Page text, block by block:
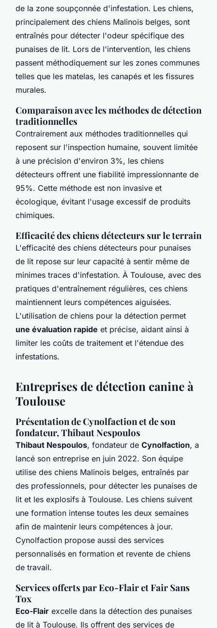
de la zone soupçonnée d'infestation. Les chiens,
principalement des chiens Malinois belges, sont
entraînés pour détecter l'odeur spécifique des
punaises de lit. Lors de l'intervention, les chiens
passent méthodiquement sur les zones communes
telles que les matelas, les canapés et les fissures
murales.
Comparaison avec les méthodes de détection
traditionnelles
Contrairement aux méthodes traditionnelles qui
reposent sur l'inspection humaine, souvent limitée
à une précision d'environ 3%, les chiens
détecteurs offrent une fiabilité impressionnante de
95%. Cette méthode est non invasive et
écologique, évitant l'usage excessif de produits
chimiques.
Efficacité des chiens détecteurs sur le terrain
L'efficacité des chiens détecteurs pour punaises
de lit repose sur leur capacité à sentir même de
minimes traces d'infestation. À Toulouse, avec des
pratiques d'entraînement régulières, ces chiens
maintiennent leurs compétences aiguisées.
L'utilisation de chiens pour la détection permet
une évaluation rapide et précise, aidant ainsi à
limiter les coûts de traitement et l'étendue des
infestations.
Entreprises de détection canine à
Toulouse
Présentation de Cynolfaction et de son
fondateur, Thibaut Nespoulos
Thibaut Nespoulos, fondateur de Cynolfaction, a
lancé son entreprise en juin 2022. Son équipe
utilise des chiens Malinois belges, entraînés par
des professionnels, pour détecter les punaises de
lit et les explosifs à Toulouse. Les chiens suivent
une formation intense toutes les deux semaines
afin de maintenir leurs compétences à jour.
Cynolfaction propose aussi des services
personnalisés en formation et revente de chiens
de travail.
Services offerts par Eco-Flair et Fair Sans
Tox
Eco-Flair excelle dans la détection des punaises
de lit à Toulouse. Ils offrent des services de